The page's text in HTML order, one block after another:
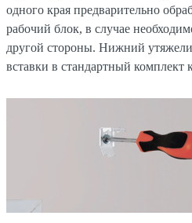
одного края предварительно
рабочий блок, в случае
другой стороны. Нижний
вставки в стандартный комплект